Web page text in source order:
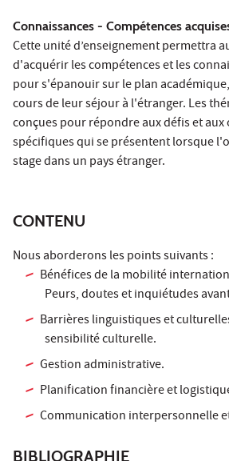
Connaissances - Compétences
Cette unité d’enseignement permettra
d'acquérir les compétences et les
pour s'épanouir sur le plan
cours de leur séjour à l'étranger. Les
conçues pour répondre aux défis et
spécifiques qui se présentent lorsque
stage dans un pays étranger.
CONTENU
Nous aborderons les points suivants :
Bénéfices de la mobilité
Peurs, doutes et inquiétudes
Barrières linguistiques et
sensibilité culturelle.
Gestion administrative.
Planification financière et
Communication interpersonnelle
BIBLIOGRAPHIE